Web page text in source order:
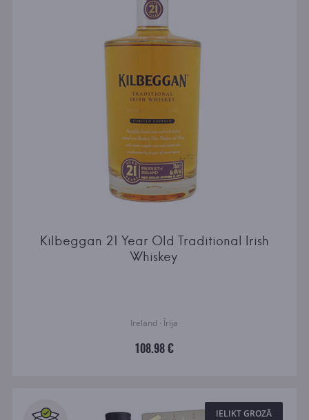
Kilbeggan 21 Year Old Traditional Irish
Whiskey
Ireland · Īrija
108.98 €
IELIKT GROZĀ